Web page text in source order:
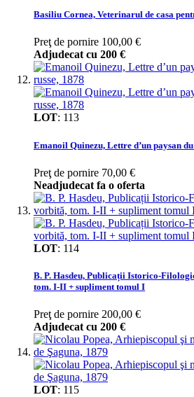
Basiliu Cornea, Veterinarul de casa
Preţ de pornire 100,00 €
Adjudecat cu 200 €
LOT: 113
Emanoil Quinezu, Lettre d’un paysan
Preţ de pornire 70,00 €
Neadjudecat fa o oferta
LOT: 114
B. P. Hasdeu, Publicații Istorico-
tom. I-II + supliment tomul I
Preţ de pornire 200,00 €
Adjudecat cu 200 €
LOT: 115